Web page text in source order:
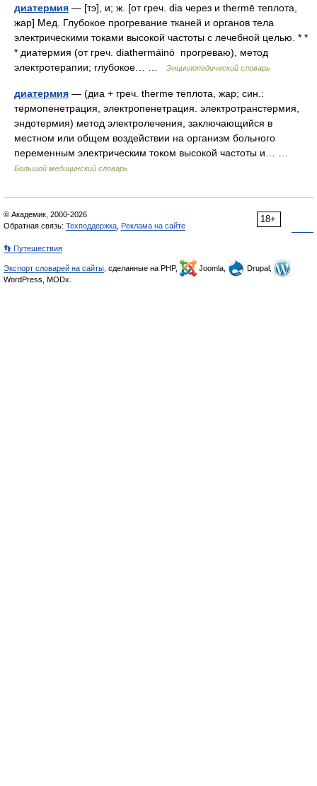
диатермия — [тэ], и; ж. [от греч. dia через и thermē теплота,
жар] Мед. Глубокое прогревание тканей и органов тела
электрическими токами высокой частоты с лечебной целью. * *
* диатермия (от греч. diathermáinō прогреваю), метод
электротерапии; глубокое… …
Энциклопедический словарь
диатермия — (диа + греч. therme теплота, жар; син.:
термопенетрация, электропенетрация. электротранстермия,
эндотермия) метод электролечения, заключающийся в
местном или общем воздействии на организм больного
переменным электрическим током высокой частоты и… …
Большой медицинский словарь
18+
© Академик, 2000-2026
Обратная связь: Техподдержка Реклама на сайте
👣 Путешествия
Экспорт словарей на сайты , сделанные на PHP, Joomla,
Drupal,
WordPress, MODx.